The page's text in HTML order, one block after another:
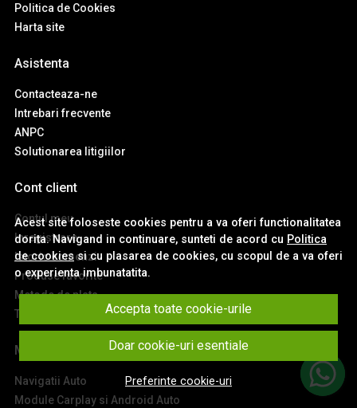
Acest site foloseste cookies pentru a va oferi functionalitatea
dorita. Navigand in continuare, sunteti de acord cu Politica
de cookiessi cu plasarea de cookies, cu scopul de a va oferi
o experienta imbunatatita.
Accepta toate cookie-urile
Doar cookie-uri esentiale
Preferinte cookie-uri
Politica de Cookies
Harta site
Asistenta
Contacteaza-ne
Intrebari frecvente
ANPC
Solutionarea litigiilor
Cont client
Contul meu
Inregistrare
Istoric comenzi
Produse favorite
Metode de plata
Transport si retururi
Main
Navigatii Auto
Module Carplay si Android Auto